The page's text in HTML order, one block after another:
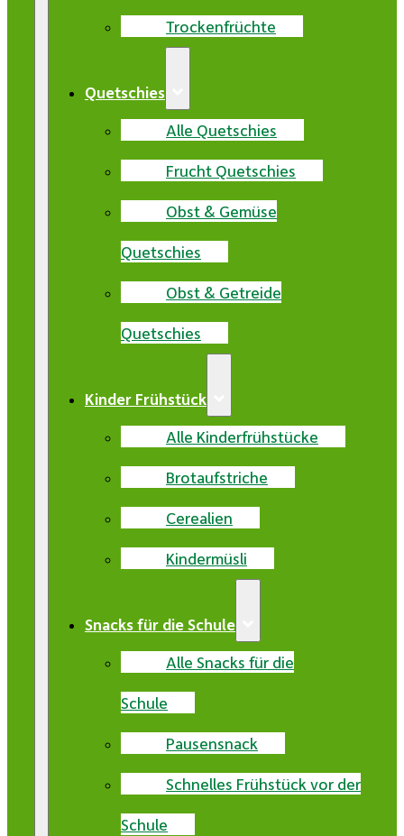
Trockenfrüchte
Quetschies
Alle Quetschies
Frucht Quetschies
Obst & Gemüse
Quetschies
Obst & Getreide
Quetschies
Kinder Frühstück
Alle Kinderfrühstücke
Brotaufstriche
Cerealien
Kindermüsli
Snacks für die Schule
Alle Snacks für die
Schule
Pausensnack
Schnelles Frühstück vor der
Schule